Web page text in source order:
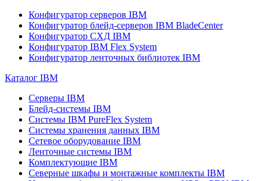
Конфигуратор серверов IBM
Конфигуратор блейд-серверов IBM BladeCenter
Конфигуратор СХД IBM
Конфигуратор IBM Flex System
Конфигуратор ленточных библиотек IBM
Каталог IBM
Серверы IBM
Блейд-системы IBM
Системы IBM PureFlex System
Системы хранения данных IBM
Сетевое оборудование IBM
Ленточные системы IBM
Комплектующие IBM
Северные шкафы и монтажные комплекты IBM